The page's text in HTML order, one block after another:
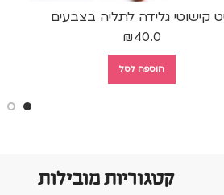
קישוטי גלידה לתליה בצבעים
₪40.0
הוספה לסל
קטגוריות מובילות